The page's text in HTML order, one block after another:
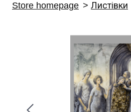
Store homepage Листівки